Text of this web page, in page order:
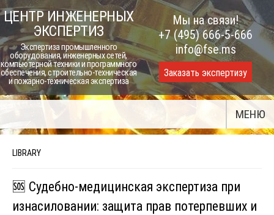
Skip
to
content
ЦЕНТР ИНЖЕНЕРНЫХ
ЭКСПЕРТИЗ
Экспертиза промышленного
оборудования, инженерных сетей,
компьютерной техники и программного
обеспечения, строительно-техническая
и пожарно-техническая экспертиза
Мы на связи!
+7 (495) 666-5-666
info@fse.ms
Заказать экспертизу
МЕНЮ
LIBRARY
🆘 Судебно-медицинская экспертиза при
изнасиловании: защита прав потерпевших и